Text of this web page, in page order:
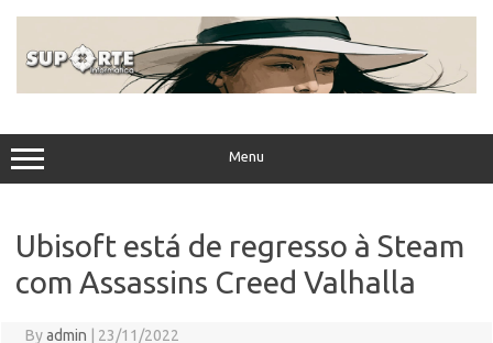
Menu
Ubisoft está de regresso à Steam
com Assassins Creed Valhalla
Byadmin 23/11/2022